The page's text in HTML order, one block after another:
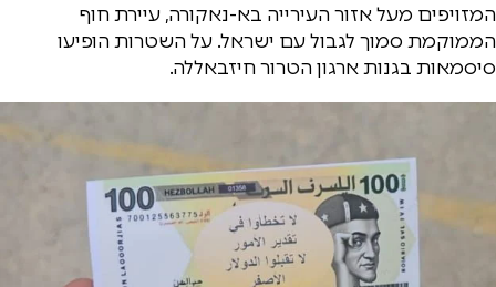
המזויפים מעל אזור העירייה בא-נאקורה, עיירת חוף
הממוקמת סמוך לגבול עם ישראל. על השטרות הופיעו
סיסמאות בגנות ארגון הטרור חיזבאללה.